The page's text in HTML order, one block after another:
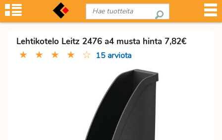
Lehtikotelo Leitz 2476 a4 musta hinta 7,82€
★ ★ ★ ★ ☆ 15 arviota